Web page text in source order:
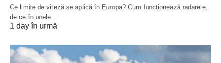
Ce limite de viteză se aplică în Europa? Cum funcționează radarele,
de ce în unele…
1 day în urmă